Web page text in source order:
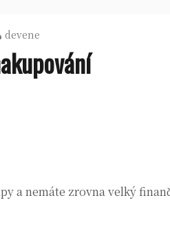
devene
a nemáte zrovna velký